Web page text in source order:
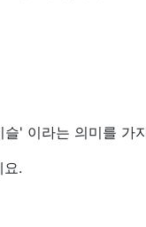
' 이라는 의미를 가
.